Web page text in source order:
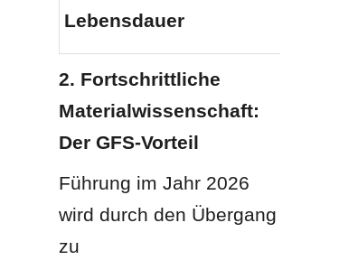
Lebensdauer
2. Fortschrittliche
Materialwissenschaft:
Der GFS-Vorteil
Führung im Jahr 2026
wird durch den Übergang
zu